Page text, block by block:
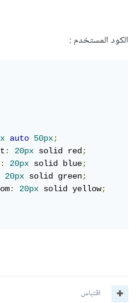
الكود المستخدم :
auto 50px;
: 20px solid red;
: 20px solid blue;
20px solid green;
: 20px solid yellow;
اقتباس